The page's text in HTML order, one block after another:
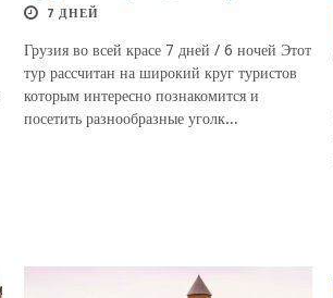
7 ДНЕЙ
Грузия во всей красе 7 дней / 6 ночей Этот
тур рассчитан на широкий круг туристов
которым интересно познакомится и
посетить разнообразные уголк...